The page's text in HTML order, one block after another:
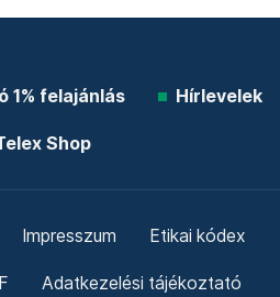
1% felajánlás Hírlevelek
Shop
Impresszum Etikai kódex
Adatkezelési tájékoztató